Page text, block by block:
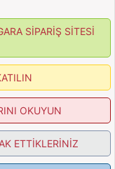
SİPARİŞ SİTESİ
OKUYUN
ETTİKLERİNİZ